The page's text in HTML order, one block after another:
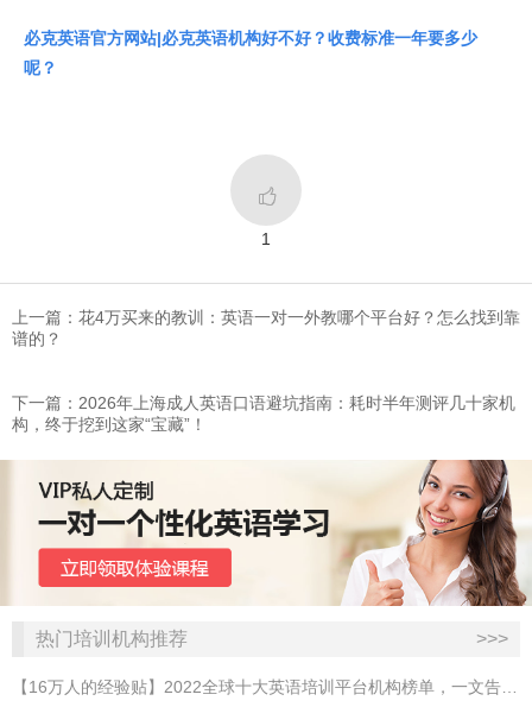
必克英语官方网站|必克英语机构好不好？收费标准一年要多少
呢？

1
上一篇：花4万买来的教训：英语一对一外教哪个平台好？怎么找到靠
谱的？
下一篇：2026年上海成人英语口语避坑指南：耗时半年测评几十家机
构，终于挖到这家“宝藏”！
热门培训机构推荐 >>>
【16万人的经验贴】2022全球十大英语培训平台机构榜单，一文告诉你